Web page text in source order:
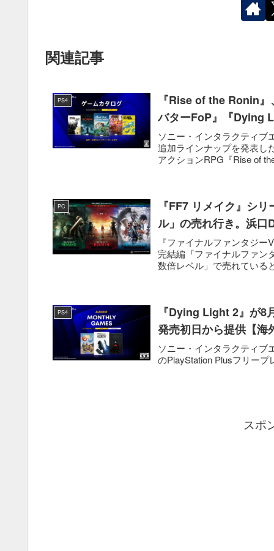
関連記事
PS4
『Rise of the Ronin
バターFoP』『Dying
ソニー・インタラクティブ
追加ラインナップを発表し
アクションRPG『Rise of
PC
『FF7 リメイク』シ
ル」の売れ行き。浜口
『ファイナルファンタジ
完結編『ファイナルファン
数倍レベル」で売れている
PS4
『Dying Light 2』が8
発売初日から提供【海
ソニー・インタラクティブ
のPlayStation Plusフリープ
スポ